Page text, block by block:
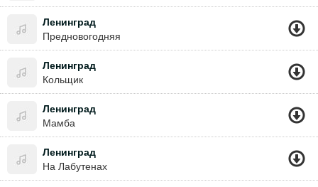
Ленинград
Предновогодняя
Ленинград
Кольщик
Ленинград
Мамба
Ленинград
На Лабутенах